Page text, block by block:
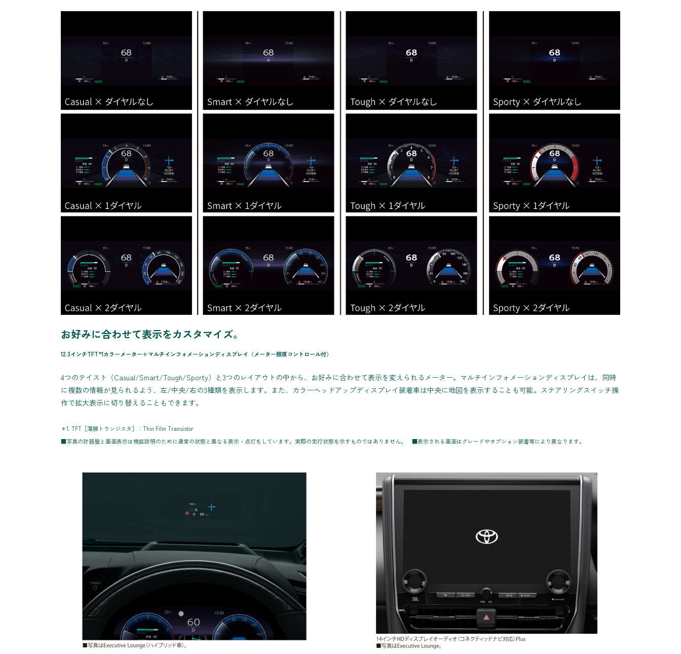
お好みに合わせて表示をカスタマイズ。
12.3インチTFT*1カラーメーター＋マルチインフォメーションディスプレイ（メーター照度コントロール付）
4つのテイスト（Casual/Smart/Tough/Sporty）と3つのレイアウトの中から、お好みに合わせて表示を変えられるメーター。マルチインフォメーションディスプレイは、同時
に複数の情報が見られるよう、左/中央/右の3種類を表示します。また、カラーヘッドアップディスプレイ装着車は中央に地図を表示することも可能。ステアリングスイッチ操
作で拡大表示に切り替えることもできます。
＊1. TFT［薄膜トランジスタ］：Thin Film Transistor
■写真の計器盤と画面表示は機能説明のために通常の状態と異なる表示・点灯をしています。実際の走行状態を示すものではありません。 ■表示される画面はグレードやオプション装着等により異なります。